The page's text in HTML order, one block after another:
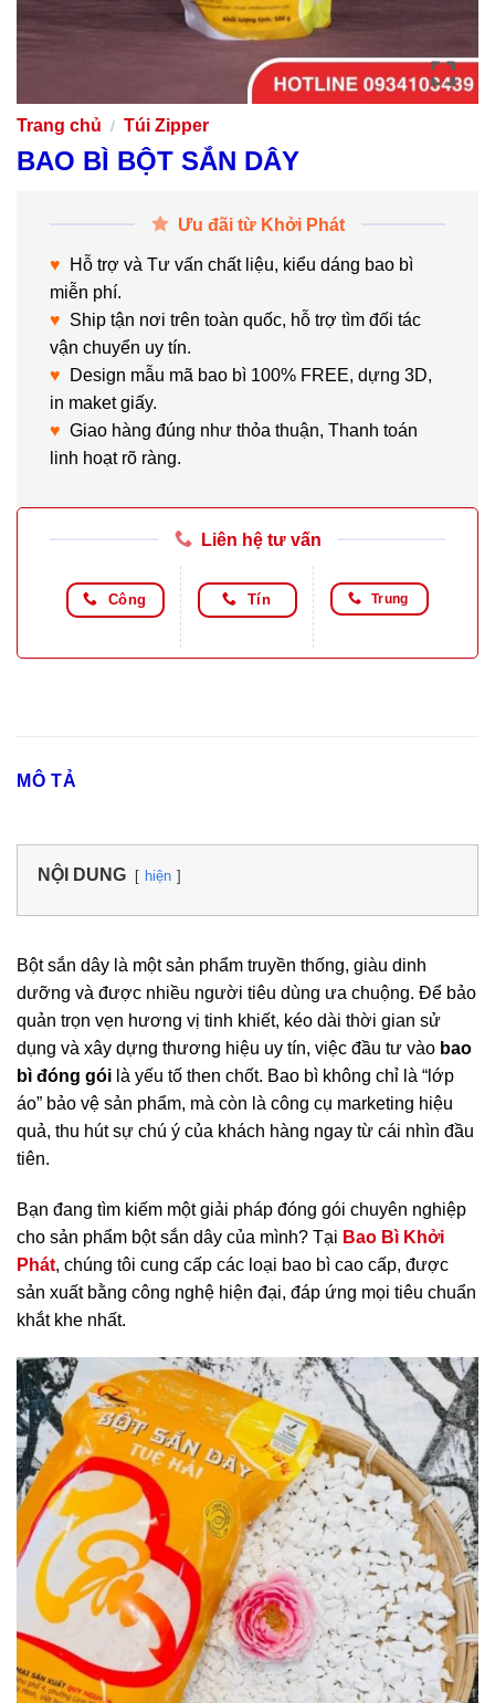
Trang chủ / Túi Zipper
BAO BÌ BỘT SẮN DÂY
Ưu đãi từ Khởi Phát
♥ Hỗ trợ và Tư vấn chất liệu, kiểu dáng bao bì
miễn phí.
♥ Ship tận nơi trên toàn quốc, hỗ trợ tìm đối tác
vận chuyển uy tín.
♥ Design mẫu mã bao bì 100% FREE, dựng 3D,
in maket giấy.
♥ Giao hàng đúng như thỏa thuận, Thanh toán
linh hoạt rõ ràng.
Liên hệ tư vấn
Công Tín Trung
MÔ TẢ
NỘI DUNG hiện
Bột sắn dây là một sản phẩm truyền thống, giàu dinh
dưỡng và được nhiều người tiêu dùng ưa chuộng. Để bảo
quản trọn vẹn hương vị tinh khiết, kéo dài thời gian sử
dụng và xây dựng thương hiệu uy tín, việc đầu tư vào bao
bì đóng gói là yếu tố then chốt. Bao bì không chỉ là “lớp
áo” bảo vệ sản phẩm, mà còn là công cụ marketing hiệu
quả, thu hút sự chú ý của khách hàng ngay từ cái nhìn đầu
tiên.
Bạn đang tìm kiếm một giải pháp đóng gói chuyên nghiệp
cho sản phẩm bột sắn dây của mình? Tại Bao Bì Khởi
Phát, chúng tôi cung cấp các loại bao bì cao cấp, được
sản xuất bằng công nghệ hiện đại, đáp ứng mọi tiêu chuẩn
khắt khe nhất.